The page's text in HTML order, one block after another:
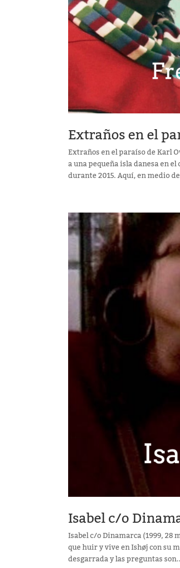
Extraños en el
Extraños en el paraíso de Karl
a una pequeña isla danesa en
durante 2015. Aquí, en medio
Isabel c/o
Isabel c/o Dinamarca (1999, 28
que huir y vive en Ishøj con su
desgarrada y las preguntas